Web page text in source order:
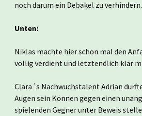
noch darum ein Debakel zu verhindern.
Unten:
Niklas machte hier schon mal den
völlig verdient und letztendlich klar
Clara´s Nachwuchstalent Adrian
Augen sein Können gegen einen
spielenden Gegner unter Beweis